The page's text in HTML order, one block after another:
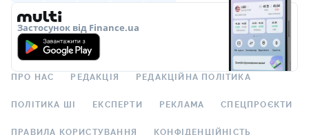
Застосунок від Finance.ua
ПРО НАС РЕДАКЦІЯ РЕДАКЦІЙНА ПОЛІТИКА
ПОЛІТИКА ШІ ЕКСПЕРТИ РЕКЛАМА СПЕЦПРОЄКТИ
ПРАВИЛА КОРИСТУВАННЯ КОНФІДЕНЦІЙНІСТЬ